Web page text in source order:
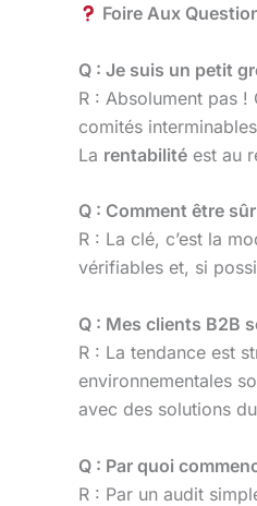
Foire Aux
Q : Je suis un petit
R : Absolument pas !
comités
La rentabilité est au
Q : Comment être
R : La clé, c’est la
vérifiables et, si
Q : Mes clients B2B
R : La tendance est
environnementales
avec des solutions
Q : Par quoi
R : Par un audit